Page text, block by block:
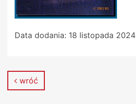
Data dodania: 18 listopada 2024
wróć